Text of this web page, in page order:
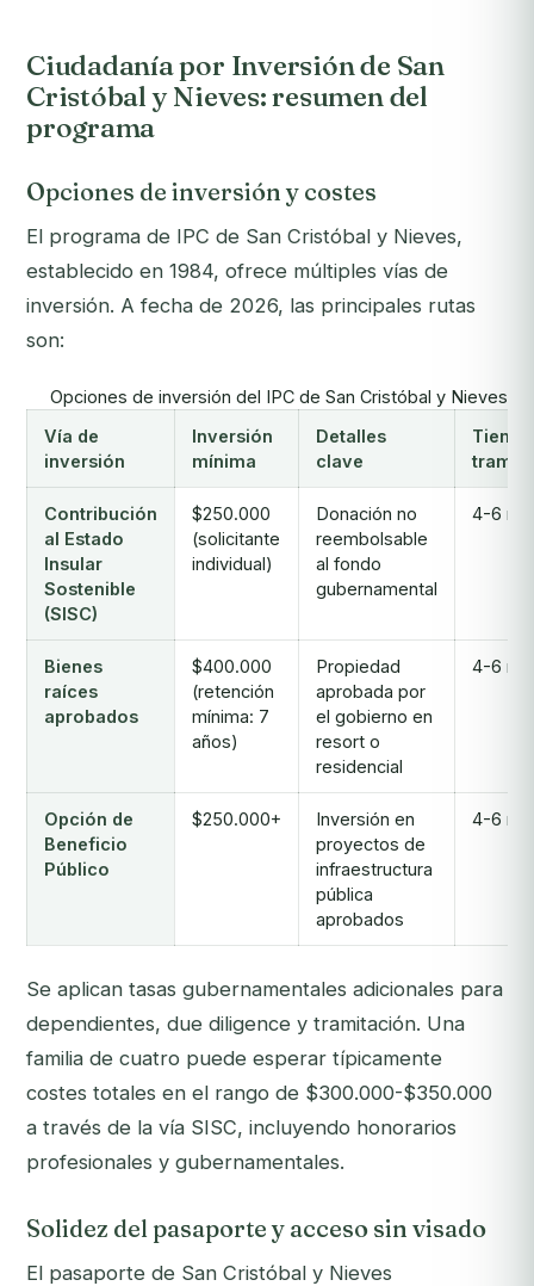
Ciudadanía por Inversión de San
Cristóbal y Nieves: resumen del
programa
Opciones de inversión y costes
El programa de IPC de San Cristóbal y Nieves,
establecido en 1984, ofrece múltiples vías de
inversión. A fecha de 2026, las principales rutas
son:
Opciones de inversión del IPC de San Cristóbal y Nieves
Vía de
inversión
Inversión
mínima
Detalles
clave
Contribución
al Estado
Insular
Sostenible
(SISC)
$250.000
(solicitante
individual)
Donación no
reembolsable
al fondo
gubernamental
4-6
Bienes
raíces
aprobados
$400.000
(retención
mínima: 7
años)
Propiedad
aprobada por
el gobierno en
resort o
residencial
4-6
Opción de
Beneficio
Público
$250.000+
Inversión en
proyectos de
infraestructura
pública
aprobados
4-6
Se aplican tasas gubernamentales adicionales para
dependientes, due diligence y tramitación. Una
familia de cuatro puede esperar típicamente
costes totales en el rango de $300.000-$350.000
a través de la vía SISC, incluyendo honorarios
profesionales y gubernamentales.
Solidez del pasaporte y acceso sin visado
El pasaporte de San Cristóbal y Nieves